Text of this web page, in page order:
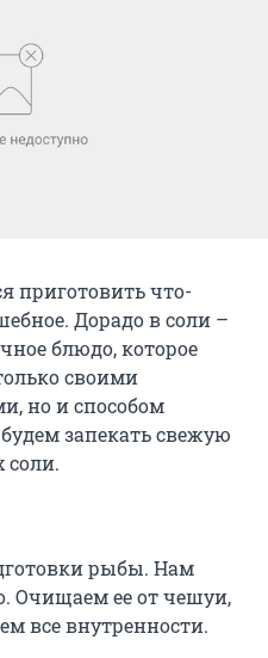
приготовить что-
Дорадо в соли –
блюдо, которое
своими
но и способом
запекать свежую
соли.
рыбы. Нам
Очищаем ее от чешуи,
все внутренности.